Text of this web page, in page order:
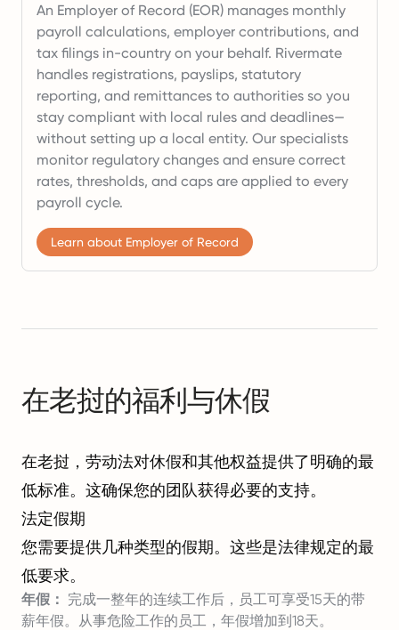
An Employer of Record (EOR) manages monthly
payroll calculations, employer contributions, and
tax filings in-country on your behalf. Rivermate
handles registrations, payslips, statutory
reporting, and remittances to authorities so you
stay compliant with local rules and deadlines—
without setting up a local entity. Our specialists
monitor regulatory changes and ensure correct
rates, thresholds, and caps are applied to every
payroll cycle.
Learn about Employer of Record
在老挝的福利与休假
在老挝，劳动法对休假和其他权益提供了明确的最
低标准。这确保您的团队获得必要的支持。
法定假期
您需要提供几种类型的假期。这些是法律规定的最
低要求。
年假： 完成一整年的连续工作后，员工可享受15天的带
薪年假。从事危险工作的员工，年假增加到18天。